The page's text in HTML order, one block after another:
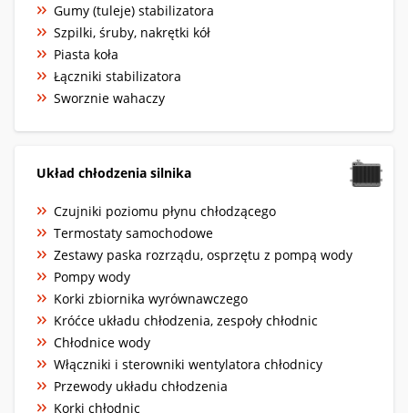
Gumy (tuleje) stabilizatora
Szpilki, śruby, nakrętki kół
Piasta koła
Łączniki stabilizatora
Sworznie wahaczy
Układ chłodzenia silnika
Czujniki poziomu płynu chłodzącego
Termostaty samochodowe
Zestawy paska rozrządu, osprzętu z pompą wody
Pompy wody
Korki zbiornika wyrównawczego
Króćce układu chłodzenia, zespoły chłodnic
Chłodnice wody
Włączniki i sterowniki wentylatora chłodnicy
Przewody układu chłodzenia
Korki chłodnic